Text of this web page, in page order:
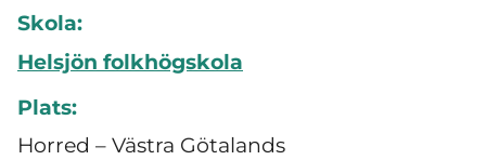
Skola:
Helsjön folkhögskola
Plats:
Horred – Västra Götalands